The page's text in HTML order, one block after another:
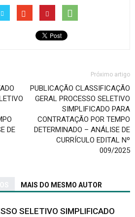
DE
Próximo artigo
PUBLICAÇÃO CLASSIFICAÇÃO
GERAL PROCESSO SELETIVO
SIMPLIFICADO PARA
CONTRATAÇÃO POR TEMPO
DETERMINADO – ANÁLISE DE
CURRÍCULO EDITAL Nº
009/2025
MAIS DO MESMO AUTOR
SELETIVO SIMPLIFICADO